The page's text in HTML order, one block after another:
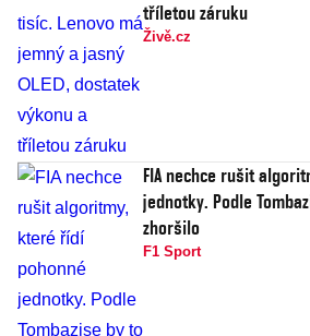
tříletou záruku
Živě.cz
FIA nechce rušit
jednotky. Podle
zhoršilo
F1 Sport